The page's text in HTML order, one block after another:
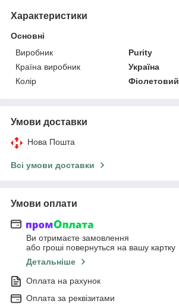
Характеристики
Основні
Виробник
Purity
Країна виробник
Україна
Колір
Фіолетовий
Умови доставки
Нова Пошта
Всі умови доставки
Умови оплати
Ви отримаєте замовлення
або гроші повернуться на вашу картку
Детальніше
Оплата на рахунок
Оплата за реквізитами